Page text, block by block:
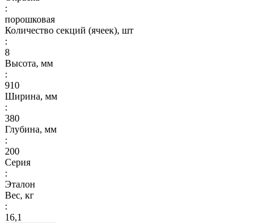
:
порошковая
Количество секций (ячеек), шт
:
8
Высота, мм
:
910
Ширина, мм
:
380
Глубина, мм
:
200
Серия
:
Эталон
Вес, кг
:
16,1